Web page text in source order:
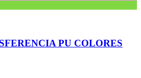
PU COLORES